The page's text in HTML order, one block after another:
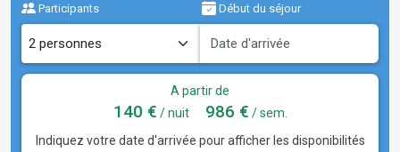
Participants Début du séjour
A partir de
140 € / nuit 986 € / sem.
Indiquez votre date d'arrivée pour afficher les disponibilités